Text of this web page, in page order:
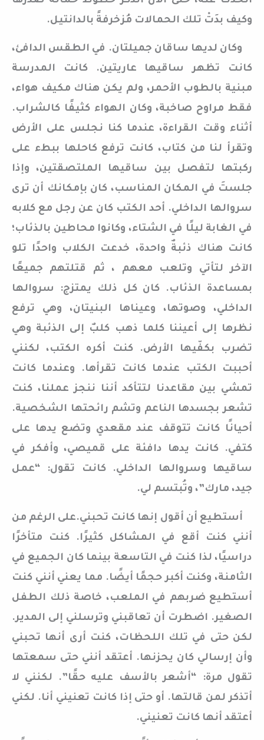
وكيف بدَتْ تلك الحمالات مُزخرفةً بالدانتيل.
وكان لديها ساقان جميلتان. في الطقس الدافئ،
كانت تظهر ساقيها عاريتين. كانت المدرسة
مبنية بالطوب الأحمر، ولم يكن هناك مكيف هواء،
فقط مراوح صاخبة، وكان الهواء كثيفًا كالشراب.
أثناء وقت القراءة، عندما كنا نجلس على الأرض
وتقرأ لنا من كتاب، كانت ترفع كاحلها ببطء على
ركبتها لتفصل بين ساقيها الملتصقتين، وإذا
جلستَ في المكان المناسب، كان بإمكانك أن ترى
سروالها الداخلي. أحد الكتب كان عن رجل مع كلابه
في الغابة ليلًا في الشتاء، وكانوا محاطين بالذئاب؛
كانت هناك ذئبةٌ واحدة، خدعت الكلاب واحدًا تلو
الآخر لتأتي وتلعب معهم ، ثم قتلتهم جميعًا
بمساعدة الذئاب. كان كل ذلك يمتزج: سروالها
الداخلي، وصوتها، وعيناها البنيتان، وهي ترفع
نظرها إلى أعيننا كلما ذهب كلبٌ إلى الذئبة وهي
تضرب بكفّيها الأرض. كنت أكره الكتب، لكنني
أحببت الكتب عندما كانت تقرأها. وعندما كانت
تمشي بين مقاعدنا لتتأكد أننا ننجز عملنا، كنت
تشعر بجسدها الناعم وتشم رائحتها الشخصية.
أحيانًا كانت تتوقف عند مقعدي وتضع يدها على
كتفي. كانت يدها دافئة على قميصي، وأفكر في
ساقيها وسروالها الداخلي. كانت تقول: “عمل
جيد، مارك”، وتُبتسم لي.
أستطيع أن أقول إنها كانت تحبني.على الرغم من
أنني كنت أقع في المشاكل كثيرًا. كنت متأخرًا
دراسيًا، لذا كنت في التاسعة بينما كان الجميع في
الثامنة، وكنت أكبر حجمًا أيضًا. مما يعني أنني كنت
أستطيع ضربهم في الملعب، خاصة ذلك الطفل
الصغير. اضطرت أن تعاقبني وترسلني إلى المدير.
لكن حتى في تلك اللحظات، كنت أرى أنها تحبني
وأن إرسالي كان يحزنها. أعتقد أنني حتى سمعتها
تقول مرة: “أشعر بالأسف عليه حقًا”. لكنني لا
أتذكر لمن قالتها. أو حتى إذا كانت تعنيني أنا. لكني
أعتقد أنها كانت تعنيني.